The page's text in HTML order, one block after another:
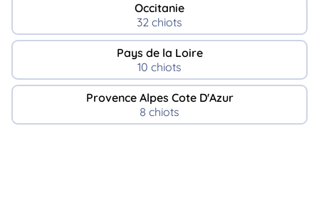
Occitanie
32 chiots
Pays de la Loire
10 chiots
Provence Alpes Cote D'Azur
8 chiots